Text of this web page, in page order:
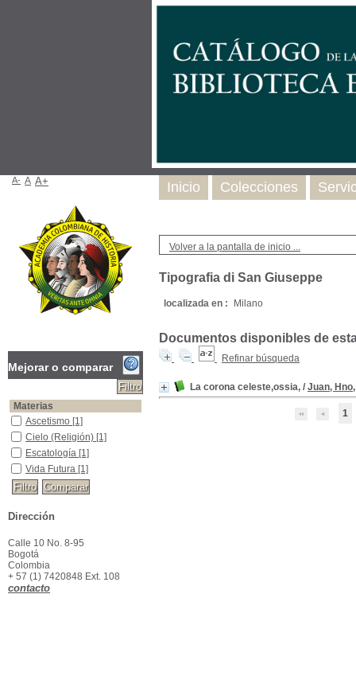
Volver a la pantalla de inicio ...
Tipografia di San Giuseppe
localizada en : Milano
Documentos disponibles de
Refinar búsqueda
La corona celeste,ossia, / Juan,
1
Inicio Colecciones
A- A A+
Mejorar o comparar
Materias
Ascetismo
Ascetismo [1]
Cielo (Religión)
Cielo (Religión) [1]
Escatología
Escatología [1]
Vida Futura
Vida Futura [1]
Dirección
Calle 10 No. 8-95
Bogotá
Colombia
+ 57 (1) 7420848 Ext. 108
contacto